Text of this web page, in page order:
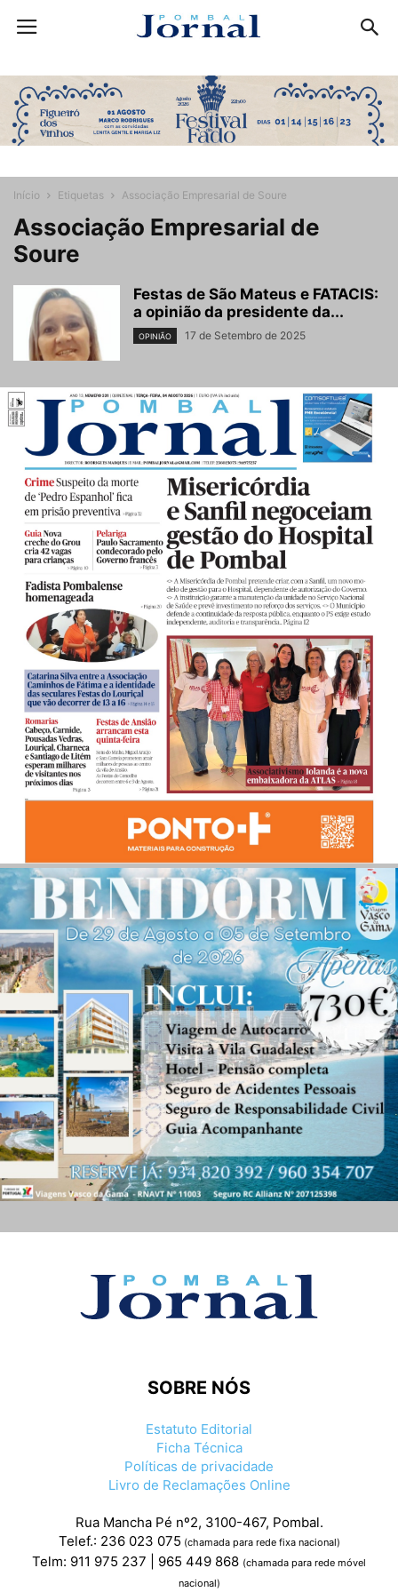
Início Etiquetas Associação Empresarial de Soure
Associação Empresarial de
Soure
Festas de São Mateus e FATACIS:
a opinião da presidente da...
OPINIÃO 17 de Setembro de 2025
SOBRE NÓS
Estatuto Editorial
Ficha Técnica
Políticas de privacidade
Livro de Reclamações Online
Rua Mancha Pé nº2, 3100-467, Pombal.
Telef.: 236 023 075 (chamada para rede fixa nacional)
Telm: 911 975 237 | 965 449 868 (chamada para rede móvel
nacional)